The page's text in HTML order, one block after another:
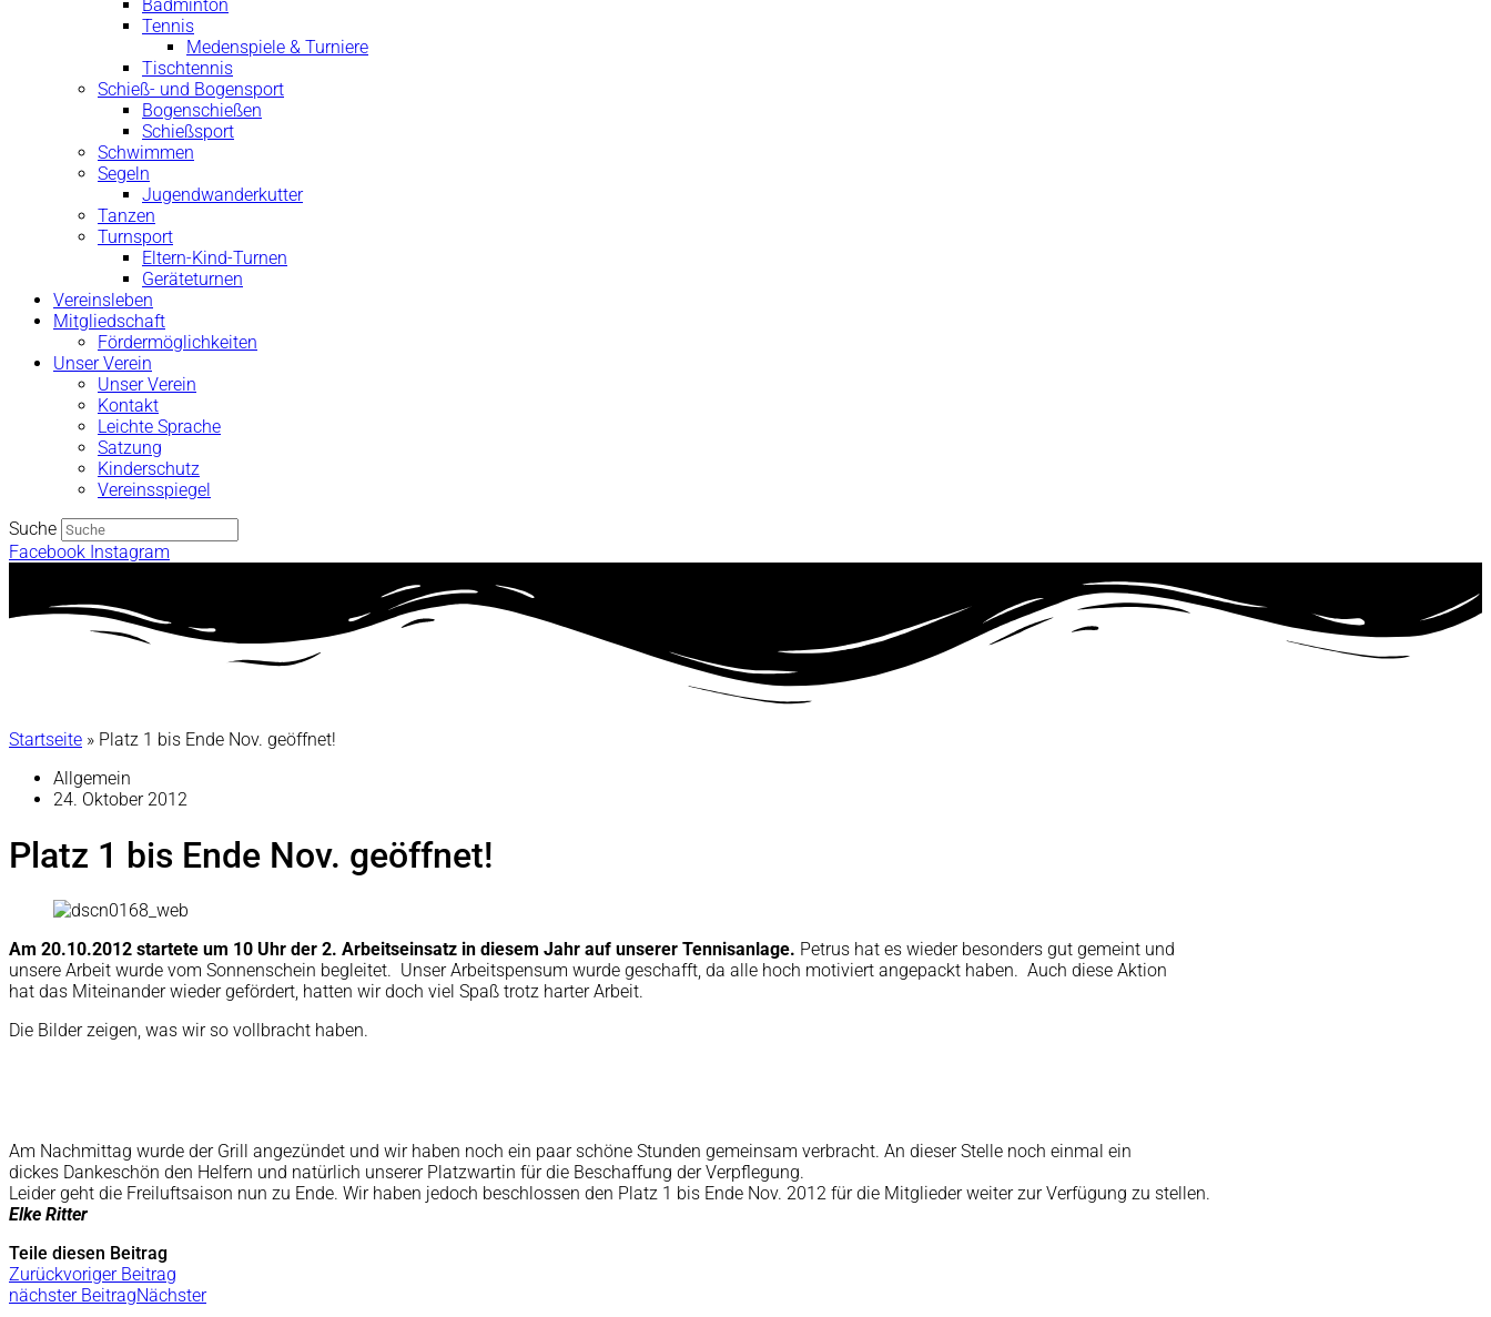
Badminton
Tennis
Medenspiele & Turniere
Tischtennis
Schieß- und Bogensport
Bogenschießen
Schießsport
Schwimmen
Segeln
Jugendwanderkutter
Tanzen
Turnsport
Eltern-Kind-Turnen
Geräteturnen
Vereinsleben
Mitgliedschaft
Fördermöglichkeiten
Unser Verein
Unser Verein
Kontakt
Leichte Sprache
Satzung
Kinderschutz
Vereinsspiegel
Suche
Facebook Instagram
Startseite » Platz 1 bis Ende Nov. geöffnet!
Allgemein
24. Oktober 2012
Platz 1 bis Ende Nov. geöffnet!
Am 20.10.2012 startete um 10 Uhr der 2. Arbeitseinsatz in diesem Jahr auf unserer Tennisanlage. Petrus hat es wieder besonders gut gemeint und
unsere Arbeit wurde vom Sonnenschein begleitet. Unser Arbeitspensum wurde geschafft, da alle hoch motiviert angepackt haben. Auch diese Aktion
hat das Miteinander wieder gefördert, hatten wir doch viel Spaß trotz harter Arbeit.
Die Bilder zeigen, was wir so vollbracht haben.
Am Nachmittag wurde der Grill angezündet und wir haben noch ein paar schöne Stunden gemeinsam verbracht. An dieser Stelle noch einmal ein
dickes Dankeschön den Helfern und natürlich unserer Platzwartin für die Beschaffung der Verpflegung.
Leider geht die Freiluftsaison nun zu Ende. Wir haben jedoch beschlossen den Platz 1 bis Ende Nov. 2012 für die Mitglieder weiter zur Verfügung zu stellen.
Elke Ritter
Teile diesen Beitrag
Zurückvoriger Beitrag
nächster BeitragNächster